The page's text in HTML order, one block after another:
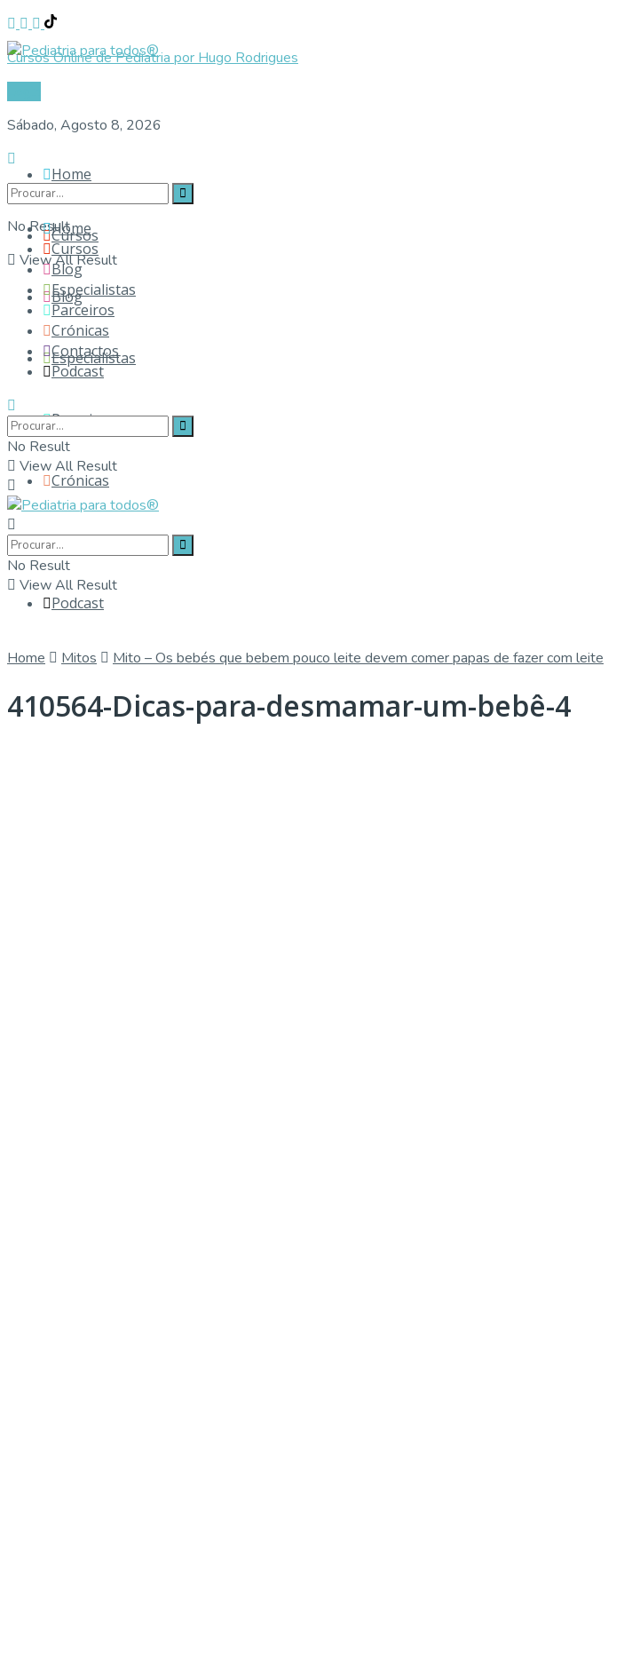
Cursos Online de Pediatria por Hugo Rodrigues
Sábado, Agosto 8, 2026
No Result
View All Result
Home
Cursos
Blog
Especialistas
Parceiros
Crónicas
Contactos
Podcast
Home
Cursos
Blog
Especialistas
Parceiros
Crónicas
Contactos
Podcast
No Result
View All Result
No Result
View All Result
Home Mitos Mito – Os bebés que bebem pouco leite devem comer papas de fazer com leite
410564-Dicas-para-desmamar-um-bebê-4